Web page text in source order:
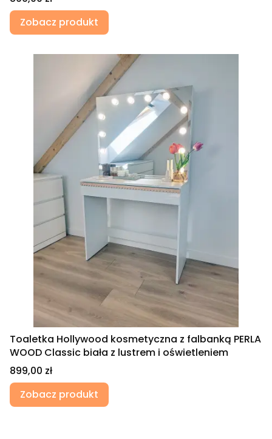
Zobacz produkt
Toaletka Hollywood kosmetyczna z falbanką PERLA
WOOD Classic biała z lustrem i oświetleniem
Cena
899,00 zł
Zobacz produkt